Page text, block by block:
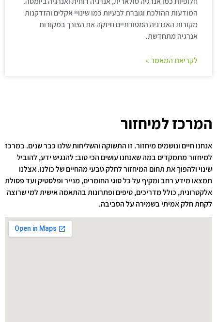
המודעות ההולכת וגוברת לבעיות כמו שינויי אקלים והזדקנות
מקורות האנרגיה המסורתיים חיזקה את הצורך במקורות
אנרגיה מתחדשת.
לקריאת המאמר »
המרכז למיחזור
אנחנו חיים ונושמים מיחזור. זו התשוקה והשליחות שלנו כבר שנים. במרכז
למיחזור מתמקדים במה שאנחנו עושים הכי טוב: להנגיש ידע, להוביל
שינוי ולהפוך את תחום המיחזור לחלק טבעי מהחיים של כולנו. אצלנו
תמצאו מידע רחב ומקיף על כל סוגי החומרים, מנייר ופלסטיק ועד פסולת
אלקטרונית, כולל מדריכים, טיפים ופתרונות בהתאמה אישית למי שרוצה
לקחת חלק אמיתי בשמירה על הסביבה.